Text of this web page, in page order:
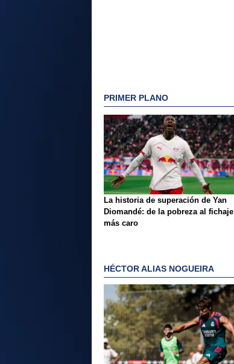
PRIMER PLANO
La historia de superación de Yan
Diomandé: de la pobreza al fichaje
más caro
HÉCTOR ALIAS NOGUEIRA